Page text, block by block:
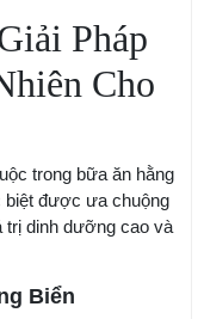
Pháp
Cho
trong bữa ăn hằng
biệt được ưa chuộng
trị dinh dưỡng cao và
Biển